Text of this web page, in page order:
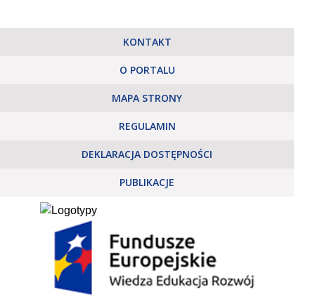
KONTAKT
O PORTALU
MAPA STRONY
REGULAMIN
DEKLARACJA DOSTĘPNOŚCI
PUBLIKACJE